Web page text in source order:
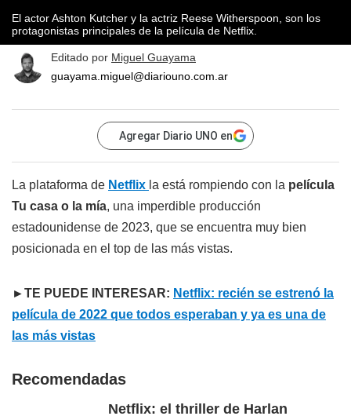
El actor Ashton Kutcher y la actriz Reese Witherspoon, son los
protagonistas principales de la película de Netflix.
Editado por Miguel Guayama
guayama.miguel@diariouno.com.ar
Agregar Diario UNO en
La plataforma de Netflix la está rompiendo con la película
Tu casa o la mía, una imperdible producción
estadounidense de 2023, que se encuentra muy bien
posicionada en el top de las más vistas.
►TE PUEDE INTERESAR: Netflix: recién se estrenó la
película de 2022 que todos esperaban y ya es una de
las más vistas
Recomendadas
Netflix: el thriller de Harlan